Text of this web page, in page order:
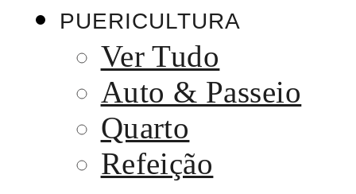
PUERICULTURA
Ver Tudo
Auto & Passeio
Quarto
Refeição